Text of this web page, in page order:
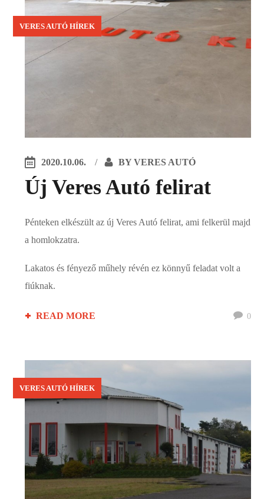
VERES AUTÓ HÍREK
2020.10.06. BYVERES AUTÓ
Új Veres Autó felirat
Pénteken elkészült az új Veres Autó felirat, ami felkerül majd
a homlokzatra.
Lakatos és fényező műhely révén ez könnyű feladat volt a
fiúknak.
READ MORE 0
VERES AUTÓ HÍREK